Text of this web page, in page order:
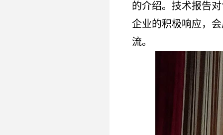
的介绍。技术报告
企业的积极响应，
流。